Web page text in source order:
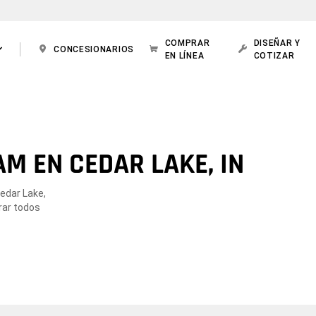
CONCESIONARIOS
COMPRAR
EN LÍNEA
DISEÑAR Y
COTIZAR
EN CEDAR LAKE, IN
Lake,
todos